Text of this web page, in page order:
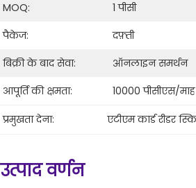
MOQ:
1 पीसी
पैकेज:
दफ़्ती
बिक्री के बाद सेवा:
ऑनलाइन समर्थन
आपूर्ति की क्षमता:
10000 पीसीएस/माह
प्रमुखता देना: एटीएम कार्ड रीडर
उत्पाद वर्णन